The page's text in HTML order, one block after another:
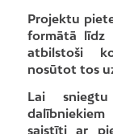
Projektu
formātā līdz
atbilstoši
nosūtot tos
Lai
saistīti ar